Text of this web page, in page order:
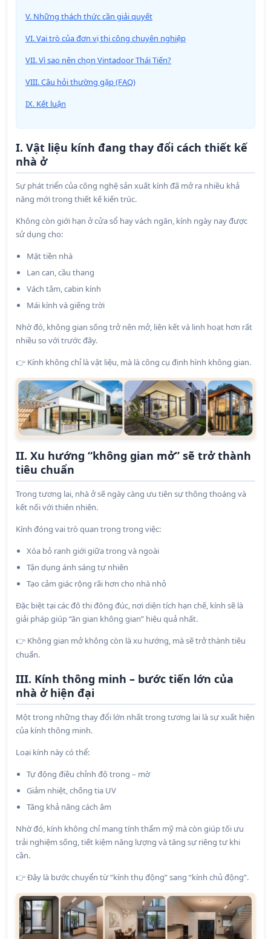
V. Những thách thức cần giải quyết
VI. Vai trò của đơn vị thi công chuyên nghiệp
VII. Vì sao nên chọn Vintadoor Thái Tiến?
VIII. Câu hỏi thường gặp (FAQ)
IX. Kết luận
I. Vật liệu kính đang thay đổi cách thiết kế
nhà ở
Sự phát triển của công nghệ sản xuất kính đã mở ra nhiều khả
năng mới trong thiết kế kiến trúc.
Không còn giới hạn ở cửa sổ hay vách ngăn, kính ngày nay được
sử dụng cho:
Mặt tiền nhà
Lan can, cầu thang
Vách tắm, cabin kính
Mái kính và giếng trời
Nhờ đó, không gian sống trở nên mở, liên kết và linh hoạt hơn rất
nhiều so với trước đây.
👉 Kính không chỉ là vật liệu, mà là công cụ định hình không gian.
II. Xu hướng “không gian mở” sẽ trở thành
tiêu chuẩn
Trong tương lai, nhà ở sẽ ngày càng ưu tiên sự thông thoáng và
kết nối với thiên nhiên.
Kính đóng vai trò quan trọng trong việc:
Xóa bỏ ranh giới giữa trong và ngoài
Tận dụng ánh sáng tự nhiên
Tạo cảm giác rộng rãi hơn cho nhà nhỏ
Đặc biệt tại các đô thị đông đúc, nơi diện tích hạn chế, kính sẽ là
giải pháp giúp “ăn gian không gian” hiệu quả nhất.
👉 Không gian mở không còn là xu hướng, mà sẽ trở thành tiêu
chuẩn.
III. Kính thông minh – bước tiến lớn của
nhà ở hiện đại
Một trong những thay đổi lớn nhất trong tương lai là sự xuất hiện
của kính thông minh.
Loại kính này có thể:
Tự động điều chỉnh độ trong – mờ
Giảm nhiệt, chống tia UV
Tăng khả năng cách âm
Nhờ đó, kính không chỉ mang tính thẩm mỹ mà còn giúp tối ưu
trải nghiệm sống, tiết kiệm năng lượng và tăng sự riêng tư khi
cần.
👉 Đây là bước chuyển từ “kính thụ động” sang “kính chủ động”.